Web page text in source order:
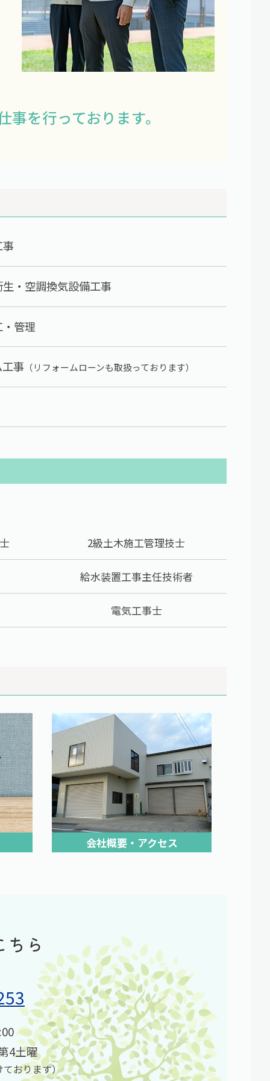
事を行っております。
・空調換気設備工事
管理
事 （リフォームローンも取扱っております）
2級土木施工管理技士
給水装置工事主任技術者
電気工事士
会社概要・アクセス
ちら
4土曜
おります）